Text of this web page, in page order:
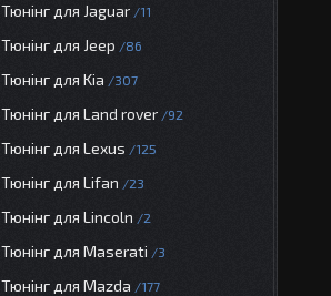
Тюнінг для Jaguar 11
Тюнінг для Jeep 86
Тюнінг для Kia 307
Тюнінг для Land rover 92
Тюнінг для Lexus 125
Тюнінг для Lifan 23
Тюнінг для Lincoln 2
Тюнінг для Maserati 3
Тюнінг для Mazda 177